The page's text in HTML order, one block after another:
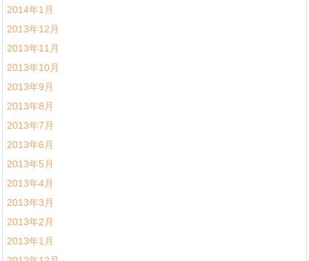
2014年1月
2013年12月
2013年11月
2013年10月
2013年9月
2013年8月
2013年7月
2013年6月
2013年5月
2013年4月
2013年3月
2013年2月
2013年1月